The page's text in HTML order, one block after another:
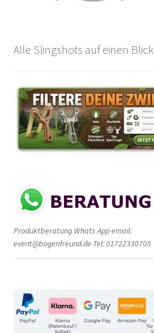
Alle Slingshots auf einen Blick
Produktberatung Whats App email:
event@bogenfreund.de Tel: 01722330705